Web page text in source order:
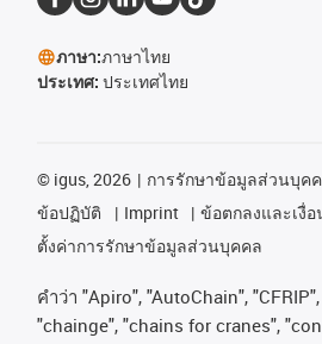
ภาษา:ภาษาไทย
ประเทศ: ประเทศไทย
© igus, 2026 การรักษาข้อมูลส่วนบุค
ข้อปฏิบัติ
Imprint
ข้อตกลงและเงื่อ
ตั้งค่าการรักษาข้อมูลส่วนบุคคล
คําว่า "Apiro", "AutoChain",
"chainge", "chains for cranes",